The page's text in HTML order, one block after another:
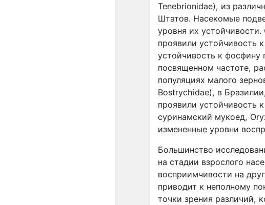
Tenebrionidae), из
Штатов. Насекомые
уровня их
проявили устойчивость
устойчивость к фосфину
посвященном частоте,
популяциях малого
Bostrychidae), в
проявили устойчивость
суринамский мукоед,
измененные уровни
Большинство
на стадии взрослого
восприимчивости на
приводит к неполному
точки зрения различий,